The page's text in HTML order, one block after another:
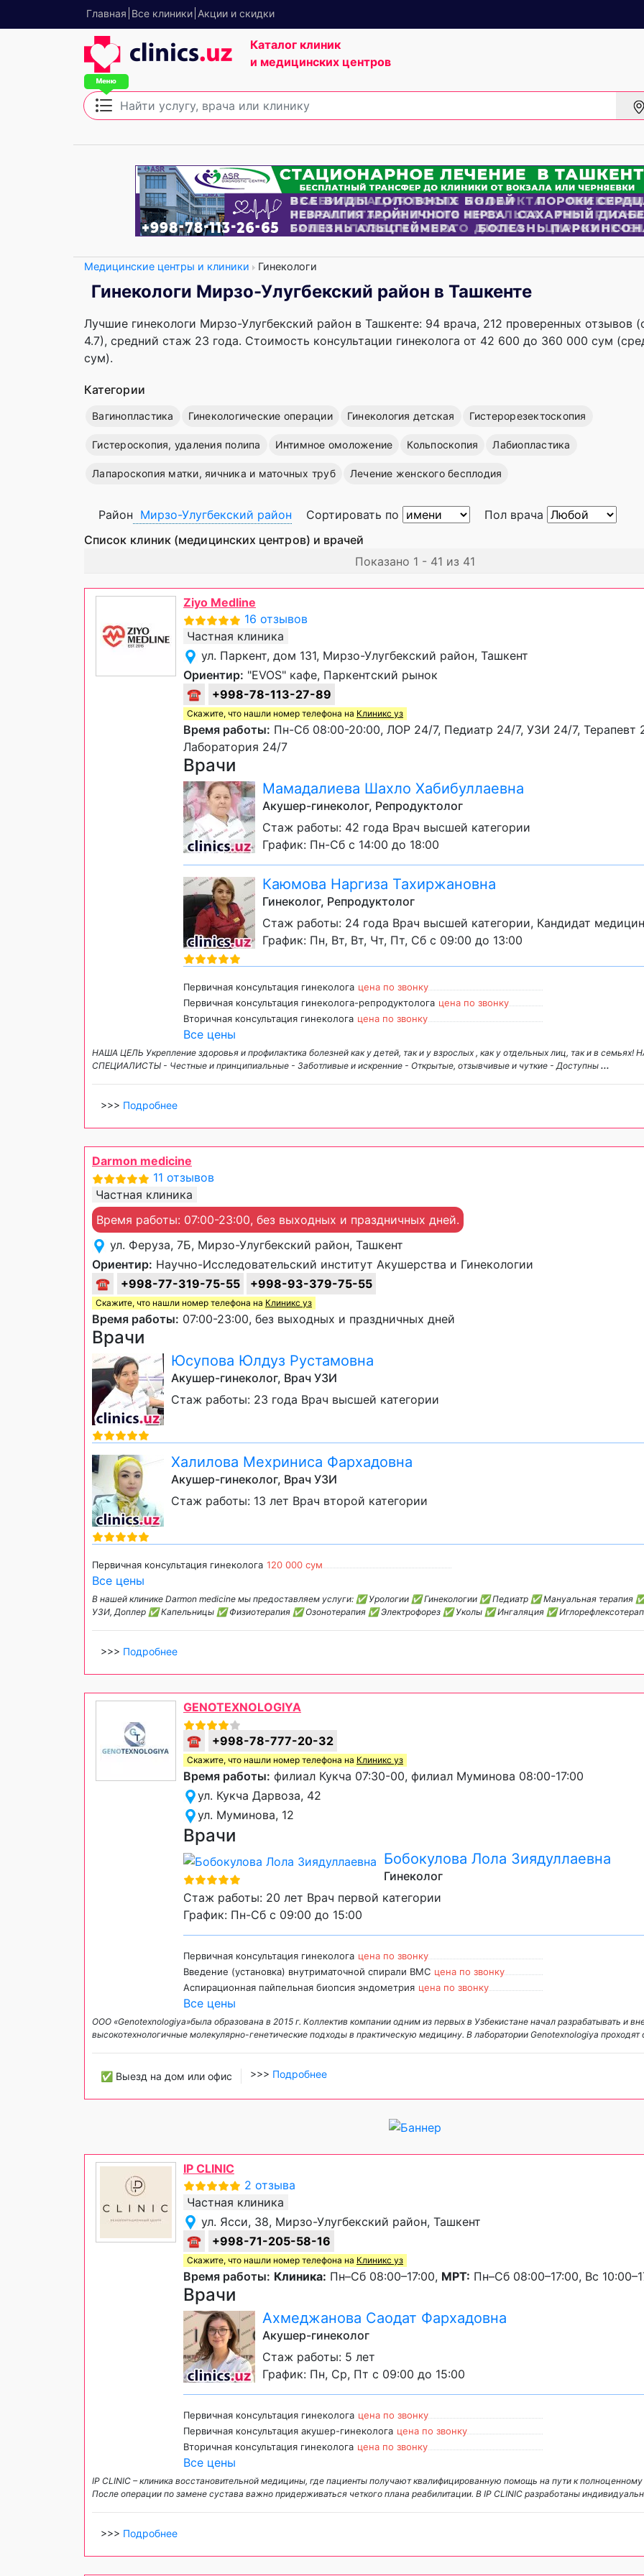
Главная Все клиники Акции и скидки
Каталог клиник
и медицинских центров
Медицинские центры и клиники Гинекологи
Гинекологи Мирзо-Улугбекский район в Ташкенте
Лучшие гинекологи Мирзо-Улугбекский район в Ташкенте: 94 врача, 212 проверенных отзывов
4.7), cредний стаж 23 года. Стоимость консультации гинеколога от 42 600 до 360 000 сум
сум).
Категории
Вагинопластика Гинекологические операции Гинекология детская Гистерорезектоскопия
Гистероскопия, удаления полипа Интимное омоложение Кольпоскопия Лабиопластика
Лапароскопия матки, яичника и маточных труб Лечение женского бесплодия
Район Мирзо-Улугбекский район Сортировать по
Пол врача
Список клиник (медицинских центров) и врачей
Показано 1 - 41 из 41
Ziyo Medline
16 отзывов
Частная клиника
ул. Паркент, дом 131, Мирзо-Улугбекский район, Ташкент
Ориентир: "EVOS" кафе, Паркентский рынок
☎
+998-78-113-27-89
Скажите, что нашли номер телефона на Клиникс уз
Время работы: Пн-Сб 08:00-20:00, ЛОР 24/7, Педиатр 24/7, УЗИ 24/7, Терапевт
Лаборатория 24/7
Врачи
Мамадалиева Шахло Хабибуллаевна
Акушер-гинеколог, Репродуктолог
Стаж работы: 42 года Врач высшей категории
График: Пн-Сб с 14:00 до 18:00
Каюмова Наргиза Тахиржановна
Гинеколог, Репродуктолог
Стаж работы: 24 года Врач высшей категории, Кандидат
График: Пн, Вт, Вт, Чт, Пт, Сб с 09:00 до 13:00
Первичная консультация гинеколога цена по звонку
Первичная консультация гинеколога-репродуктолога цена по звонку
Вторичная консультация гинеколога цена по звонку
Все цены
НАША ЦЕЛЬ Укрепление здоровья и профилактика болезней как у детей, так и у взрослых , как у отдельных лиц, так и в семьях!
СПЕЦИАЛИСТЫ - Честные и принципиальные - Заботливые и искренние - Открытые, отзывчивые и чуткие - Доступны ...
>>> Подробнее
Darmon medicine
11 отзывов
Частная клиника
Время работы: 07:00-23:00, без выходных и праздничных дней.
ул. Феруза, 7Б, Мирзо-Улугбекский район, Ташкент
Ориентир: Научно-Исследовательский институт Акушерства и Гинекологии
☎
+998-77-319-75-55 +998-93-379-75-55
Скажите, что нашли номер телефона на Клиникс уз
Время работы: 07:00-23:00, без выходных и праздничных дней
Врачи
Юсупова Юлдуз Рустамовна
Акушер-гинеколог, Врач УЗИ
Стаж работы: 23 года Врач высшей категории
Халилова Мехриниса Фархадовна
Акушер-гинеколог, Врач УЗИ
Стаж работы: 13 лет Врач второй категории
Первичная консультация гинеколога 120 000 сум
Все цены
В нашей клинике Darmon medicine мы предоставляем услуги: ✅ Урологии ✅ Гинекологии ✅ Педиатр ✅ Мануальная терапия
УЗИ, Доплер ✅ Капельницы ✅ Физиотерапия ✅ Озонотерапия ✅ Электрофорез ✅ Уколы ✅ Ингаляция ✅
>>> Подробнее
GENOTEXNOLOGIYA
☎ +998-78-777-20-32
Скажите, что нашли номер телефона на Клиникс уз
Время работы: филиал Кукча 07:30-00, филиал Муминова 08:00-17:00
ул. Кукча Дарвоза, 42
ул. Муминова, 12
Врачи
Бобокулова Лола Зиядуллаевна
Гинеколог
Стаж работы: 20 лет Врач первой категории
График: Пн-Сб с 09:00 до 15:00
Первичная консультация гинеколога цена по звонку
Введение (установка) внутриматочной спирали ВМС цена по звонку
Аспирационная пайпельная биопсия эндометрия цена по звонку
Все цены
ООО «Genotexnologiya»была образована в 2015 г. Коллектив компании одним из первых в Узбекистане начал разрабатывать и
высокотехнологичные молекулярно-генетические подходы в практическую медицину. В лаборатории Genotexnologiya проходят
✅ Выезд на дом или офис >>> Подробнее
IP CLINIC
2 отзыва
Частная клиника
ул. Ясси, 38, Мирзо-Улугбекский район, Ташкент
☎
+998-71-205-58-16
Скажите, что нашли номер телефона на Клиникс уз
Время работы: Клиника: Пн–Сб 08:00–17:00, МРТ: Пн–Сб 08:00–17:00, Вс
Врачи
Ахмеджанова Саодат Фархадовна
Акушер-гинеколог
Стаж работы: 5 лет
График: Пн, Ср, Пт с 09:00 до 15:00
Первичная консультация гинеколога цена по звонку
Первичная консультация акушер-гинеколога цена по звонку
Вторичная консультация гинеколога цена по звонку
Все цены
IP CLINIC – клиника восстановительной медицины, где пациенты получают квалифицированную помощь на пути к
После операции по замене сустава важно придерживаться четкого плана реабилитации. В IP CLINIC разработаны
>>> Подробнее